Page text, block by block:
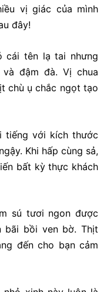
vị giác của mình
đây!
cái tên lạ tai nhưng
đậm đà. Vị chua
chù ụ chắc ngọt tạo
tiếng với kích thước
Khi hấp cùng sả,
bất kỳ thực khách
sú tươi ngon được
bãi bồi ven bờ. Thịt
đến cho bạn cảm